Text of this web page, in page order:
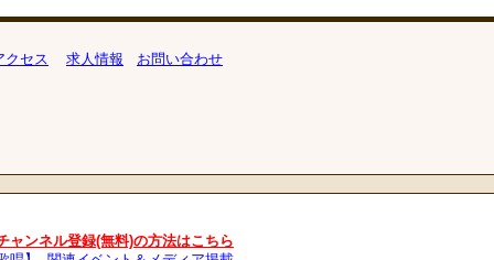
クセス 求人情報 お問い合わせ
ャンネル登録(無料)の方法はこちら